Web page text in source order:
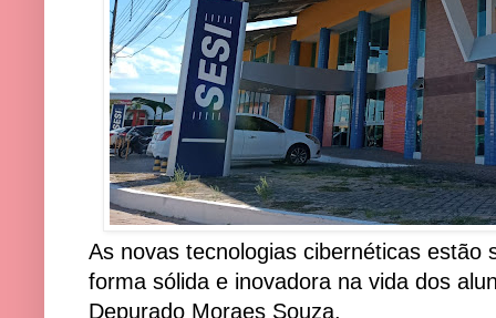
As novas tecnologias cibernéticas estão
forma sólida e inovadora na vida dos
Depurado Moraes Souza.